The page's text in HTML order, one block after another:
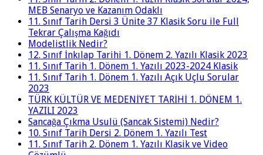
MEB Senaryo ve Kazanım Odaklı
11. Sınıf Tarih Dersi 3 Ünite 37 Klasik Soru ile Full
Tekrar Çalışma Kağıdı
Modelistlik Nedir?
12. Sınıf İnkılap Tarihi 1. Dönem 2. Yazılı Klasik 2023
11. Sınıf Tarih 1. Dönem 1. Yazılı 2023-2024 Klasik
11. Sınıf Tarih 1. Dönem 1. Yazılı Açık Uçlu Sorular
2023
TÜRK KÜLTÜR VE MEDENİYET TARİHİ 1. DÖNEM 1.
YAZILI 2023
Sancağa Çıkma Usulü (Sancak Sistemi) Nedir?
10. Sınıf Tarih Dersi 2. Dönem 1. Yazılı Test
11. Sınıf Tarih 2. Dönem 1. Yazılı Klasik ve Video